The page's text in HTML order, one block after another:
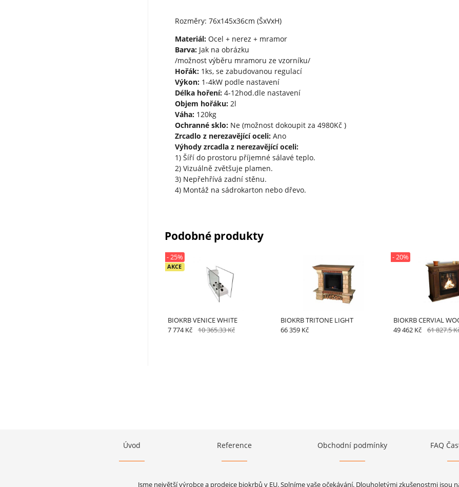
Rozměry: 76x145x36cm (ŠxVxH)
Materiál:Ocel + nerez + mramor
Barva:Jak na obrázku
/možnost výběru mramoru ze vzorníku/
Hořák:1ks, se zabudovanou regulací
Výkon:1-4kW podle nastavení
Délka hoření:4-12hod.dle nastavení
Objem hořáku:2l
Váha:120kg
Ochranné sklo:Ne (možnost dokoupit za 4980Kč )
Zrcadlo z nerezavějící oceli:Ano
Výhody zrcadla z nerezavějící oceli:
1) Šíří do prostoru příjemné sálavé teplo.
2) Vizuálně zvětšuje plamen.
3) Nepřehřívá zadní stěnu.
4) Montáž na sádrokarton nebo dřevo.
Podobné produkty
BIOKRB VENICE WHITE
AKCE
- 25%
7 774 Kč 10 365.33 Kč
BIOKRB TRITONE LIGHT
66 359 Kč
BIOKRB CERVIAL
- 20%
49 462 Kč 61 827.5
Úvod Reference Obchodní podmínky FAQ
Jsme největší výrobce a prodejce biokrbů v EU. Splníme vaše očekávání. Dlouholetými zkušenostmi jsou